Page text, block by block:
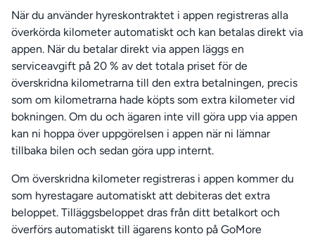
När du använder hyreskontraktet i appen registreras alla
överkörda kilometer automatiskt och kan betalas direkt via
appen. När du betalar direkt via appen läggs en
serviceavgift på 20 % av det totala priset för de
överskridna kilometrarna till den extra betalningen, precis
som om kilometrarna hade köpts som extra kilometer vid
bokningen. Om du och ägaren inte vill göra upp via appen
kan ni hoppa över uppgörelsen i appen när ni lämnar
tillbaka bilen och sedan göra upp internt.
Om överskridna kilometer registreras i appen kommer du
som hyrestagare automatiskt att debiteras det extra
beloppet. Tilläggsbeloppet dras från ditt betalkort och
överförs automatiskt till ägarens konto på GoMore